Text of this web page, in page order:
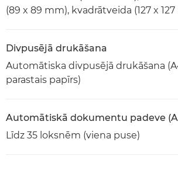
(89 x 89 mm), kvadrātveida (127 x
Divpusējā drukāšana
Automātiska divpusējā drukāšana
parastais papīrs)
Automātiskā dokumentu padeve
Līdz 35 loksnēm (viena puse)